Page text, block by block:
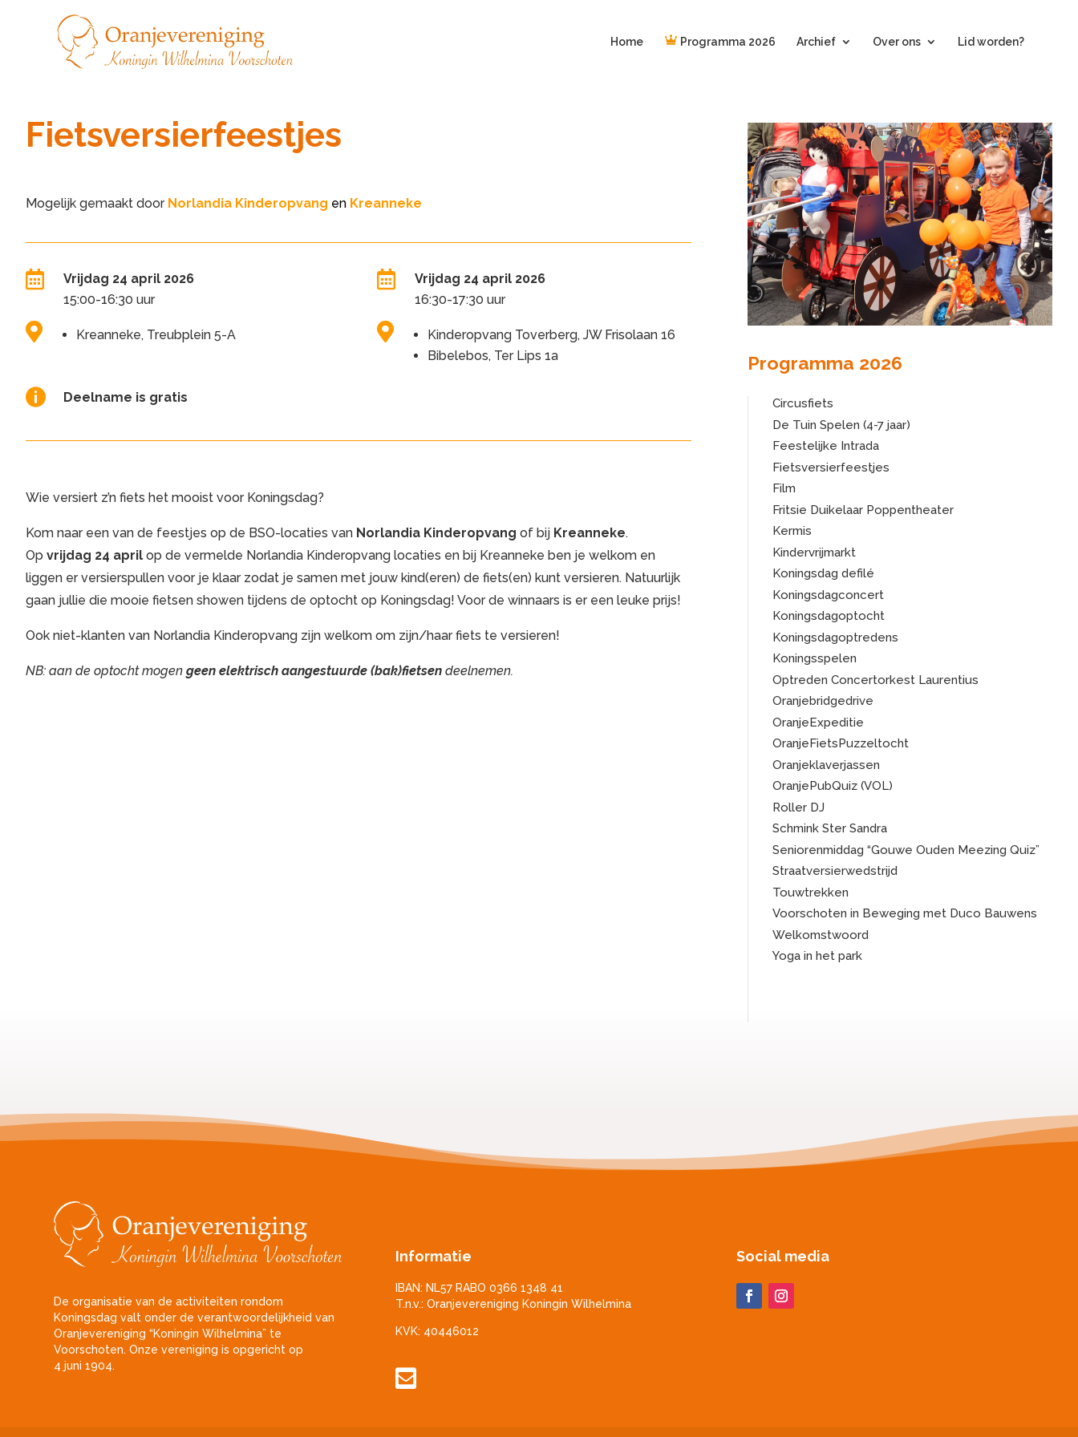
Home Programma 2026 Archief Over ons Lid worden?
Fietsversierfeestjes
Mogelijk gemaakt door Norlandia Kinderopvang en Kreanneke

Vrijdag 24 april 2026
15:00-16:30 uur
 Kreanneke, Treubplein 5-A

Vrijdag 24 april 2026
16:30-17:30 uur

Kinderopvang Toverberg, JW Frisolaan 16
Bibelebos, Ter Lips 1a
 Deelname is gratis
Wie versiert z’n fiets het mooist voor Koningsdag?
Kom naar een van de feestjes op de BSO-locaties van Norlandia Kinderopvang of bij Kreanneke.
Op vrijdag 24 april op de vermelde Norlandia Kinderopvang locaties en bij Kreanneke ben je welkom en
liggen er versierspullen voor je klaar zodat je samen met jouw kind(eren) de fiets(en) kunt versieren. Natuurlijk
gaan jullie die mooie fietsen showen tijdens de optocht op Koningsdag! Voor de winnaars is er een leuke prijs!
Ook niet-klanten van Norlandia Kinderopvang zijn welkom om zijn/haar fiets te versieren!
NB: aan de optocht mogen geen elektrisch aangestuurde (bak)fietsen deelnemen.
Programma 2026
Circusfiets
De Tuin Spelen (4-7 jaar)
Feestelijke Intrada
Fietsversierfeestjes
Film
Fritsie Duikelaar Poppentheater
Kermis
Kindervrijmarkt
Koningsdag defilé
Koningsdagconcert
Koningsdagoptocht
Koningsdagoptredens
Koningsspelen
Optreden Concertorkest Laurentius
Oranjebridgedrive
OranjeExpeditie
OranjeFietsPuzzeltocht
Oranjeklaverjassen
OranjePubQuiz (VOL)
Roller DJ
Schmink Ster Sandra
Seniorenmiddag “Gouwe Ouden Meezing Quiz”
Straatversierwedstrijd
Touwtrekken
Voorschoten in Beweging met Duco Bauwens
Welkomstwoord
Yoga in het park
De organisatie van de activiteiten rondom
Koningsdag valt onder de verantwoordelijkheid van
Oranjevereniging “Koningin Wilhelmina” te
Voorschoten. Onze vereniging is opgericht op
4 juni 1904.
Informatie
IBAN: NL57 RABO 0366 1348 41
T.n.v.: Oranjevereniging Koningin Wilhelmina
KVK: 40446012

Social media